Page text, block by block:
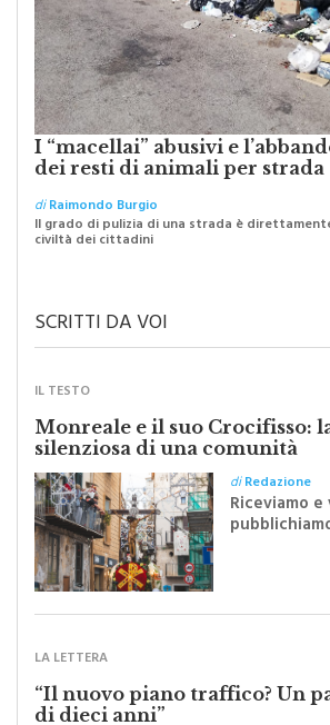
I “macellai” abusivi e
dei resti di animali per strada
diRaimondo Burgio
Il grado di pulizia di una strada è
civiltà dei cittadini
Monreale e il suo Crocifisso:
silenziosa di una comunità
diRedazione
Riceviamo e
inviato
monrealese
“Il nuovo piano traffico? Un
di dieci anni”